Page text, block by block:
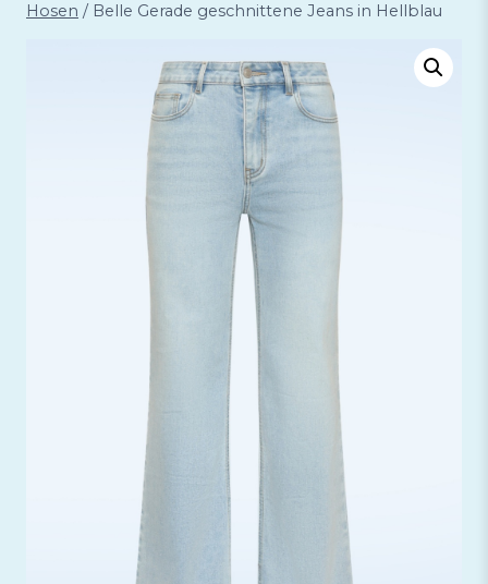
Hosen / Belle Gerade geschnittene Jeans in Hellblau